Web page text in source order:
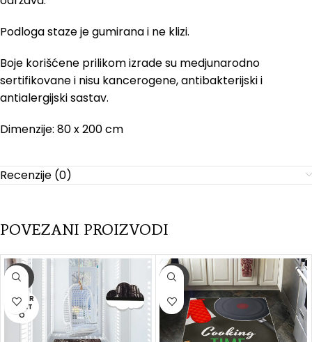
Podloga staze je gumirana i ne klizi.
Boje korišćene prilikom izrade su medjunarodno
sertifikovane i nisu kancerogene, antibakterijski i
antialergijski sastav.
Dimenzije: 80 x 200 cm
Recenzije (0)
POVEZANI PROIZVODI
-43%
RASPR
ODAT
O
-43%